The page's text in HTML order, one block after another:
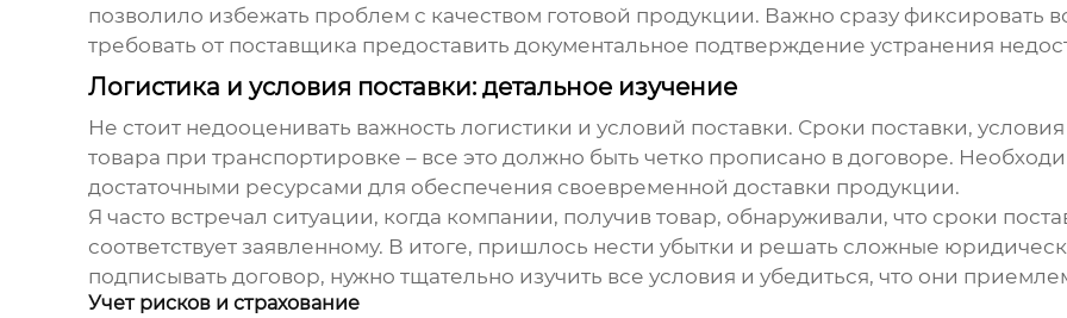
позволило избежать проблем с качеством готовой продукции. Важно сразу фиксировать
требовать от поставщика предоставить документальное подтверждение устранения
Логистика и условия поставки: детальное изучение
Не стоит недооценивать важность логистики и условий поставки. Сроки поставки,
товара при транспортировке – все это должно быть четко прописано в договоре.
достаточными ресурсами для обеспечения своевременной доставки продукции.
Я часто встречал ситуации, когда компании, получив товар, обнаруживали, что сроки
соответствует заявленному. В итоге, пришлось нести убытки и решать сложные
подписывать договор, нужно тщательно изучить все условия и убедиться, что они
Учет рисков и страхование